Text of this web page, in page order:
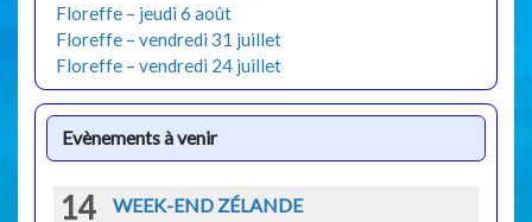
Floreffe – jeudi 6 août
Floreffe – vendredi 31 juillet
Floreffe – vendredi 24 juillet
Evènements à venir
14 WEEK-END ZÉLANDE